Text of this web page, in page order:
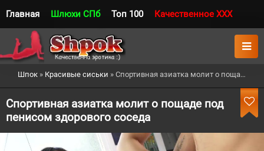
Главная Шлюхи СПб Топ 100 Качественное XXX
Шпок » Красивые сиськи » Спортивная азиатка молит о пощаде под пенисом здорового соседа
Спортивная азиатка молит о пощаде под
пенисом здорового соседа